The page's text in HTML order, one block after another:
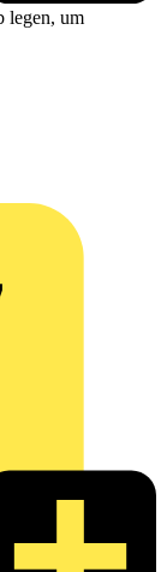
legen, um